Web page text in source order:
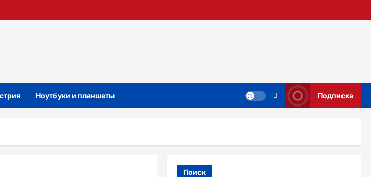
Ноутбуки и планшеты Подписка
Поиск